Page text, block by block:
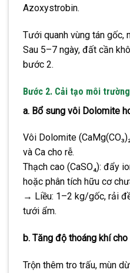
Azoxystrobin.
Tưới quanh vùng tán gốc,
Sau 5–7 ngày, đất cần
bước 2.
Bước 2. Cải tạo môi
a. Bổ sung vôi Dolomite
Vôi Dolomite
và Ca cho rễ.
Thạch cao (CaSO₄): đẩy
hoặc phân tích hữu cơ
→ Liều: 1–2 kg/gốc, rải
tưới ẩm.
b. Tăng độ thoáng khí
Trộn thêm tro trấu, mùn